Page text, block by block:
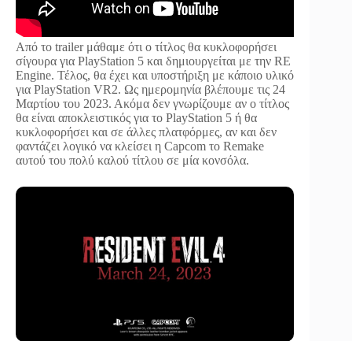
Από το trailer μάθαμε ότι ο τίτλος θα κυκλοφορήσει
σίγουρα για PlayStation 5 και δημιουργείται με την RE
Engine. Τέλος, θα έχει και υποστήριξη με κάποιο υλικό
για PlayStation VR2. Ως ημερομηνία βλέπουμε τις 24
Μαρτίου του 2023. Ακόμα δεν γνωρίζουμε αν ο τίτλος
θα είναι αποκλειστικός για το PlayStation 5 ή θα
κυκλοφορήσει και σε άλλες πλατφόρμες, αν και δεν
φαντάζει λογικό να κλείσει η Capcom το Remake
αυτού του πολύ καλού τίτλου σε μία κονσόλα.